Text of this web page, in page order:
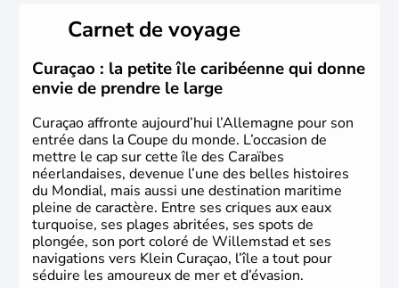
lesquelles bénéficient d'une grande autonomie. Le pays
peut se targuer de grands noms qu'il a vu naître dans tous
les domaines, des arts à la politique en passant par la
philosophie. Hertz, Gutenberg, Heidegger, Thomas Mann,
Herman Hesse ou bien Hegel en font partie.
Carnet de voyage
Curaçao : la petite île caribéenne qui donne
envie de prendre le large
Curaçao affronte aujourd’hui l’Allemagne pour son
entrée dans la Coupe du monde. L’occasion de
mettre le cap sur cette île des Caraïbes
néerlandaises, devenue l’une des belles histoires
du Mondial, mais aussi une destination maritime
pleine de caractère. Entre ses criques aux eaux
turquoise, ses plages abritées, ses spots de
plongée, son port coloré de Willemstad et ses
navigations vers Klein Curaçao, l’île a tout pour
séduire les amoureux de mer et d’évasion.